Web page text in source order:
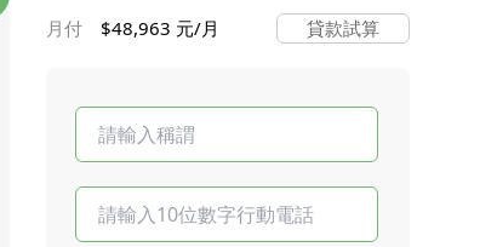
月付
$48,963 元/月 貸款試算